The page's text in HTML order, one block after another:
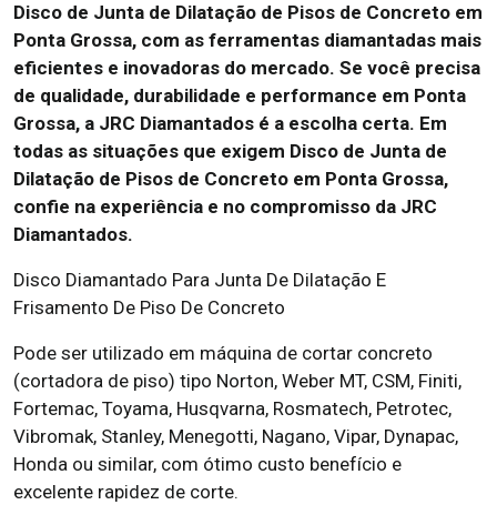
Disco de Junta de Dilatação de Pisos de Concreto em
Ponta Grossa, com as ferramentas diamantadas mais
eficientes e inovadoras do mercado. Se você precisa
de qualidade, durabilidade e performance em Ponta
Grossa, a JRC Diamantados é a escolha certa. Em
todas as situações que exigem Disco de Junta de
Dilatação de Pisos de Concreto em Ponta Grossa,
confie na experiência e no compromisso da JRC
Diamantados.
Disco Diamantado Para Junta De Dilatação E
Frisamento De Piso De Concreto
Pode ser utilizado em máquina de cortar concreto
(cortadora de piso) tipo Norton, Weber MT, CSM, Finiti,
Fortemac, Toyama, Husqvarna, Rosmatech, Petrotec,
Vibromak, Stanley, Menegotti, Nagano, Vipar, Dynapac,
Honda ou similar, com ótimo custo benefício e
excelente rapidez de corte.